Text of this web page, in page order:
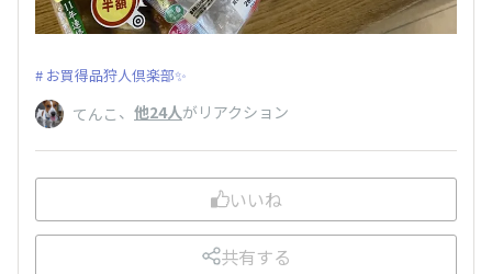
お買得品狩人倶楽部✨
てんこ 、 他24人がリアクション
いいね
共有する